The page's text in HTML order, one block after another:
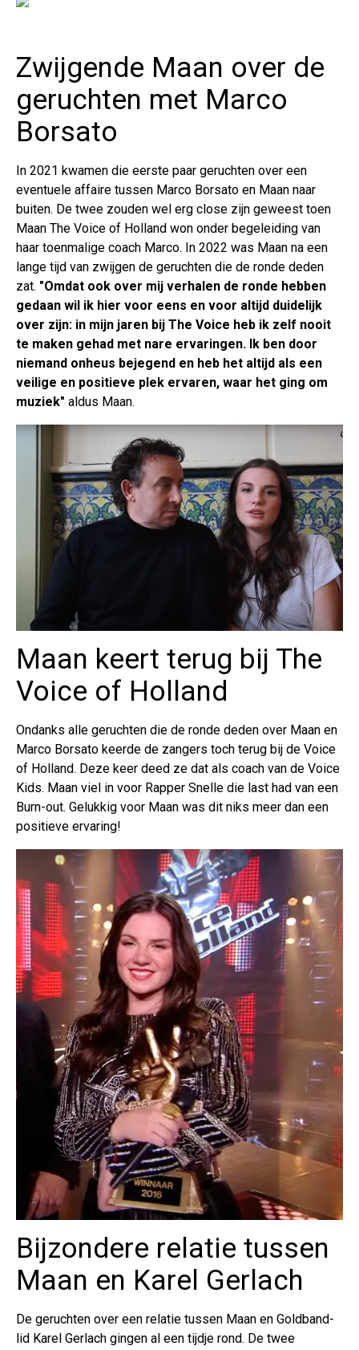
Zwijgende Maan over de
geruchten met Marco
Borsato
In 2021 kwamen die eerste paar geruchten over een
eventuele affaire tussen Marco Borsato en Maan naar
buiten. De twee zouden wel erg close zijn geweest toen
Maan The Voice of Holland won onder begeleiding van
haar toenmalige coach Marco. In 2022 was Maan na een
lange tijd van zwijgen de geruchten die de ronde deden
zat. "Omdat ook over mij verhalen de ronde hebben
gedaan wil ik hier voor eens en voor altijd duidelijk
over zijn: in mijn jaren bij The Voice heb ik zelf nooit
te maken gehad met nare ervaringen. Ik ben door
niemand onheus bejegend en heb het altijd als een
veilige en positieve plek ervaren, waar het ging om
muziek" aldus Maan.
Maan keert terug bij The
Voice of Holland
Ondanks alle geruchten die de ronde deden over Maan en
Marco Borsato keerde de zangers toch terug bij de Voice
of Holland. Deze keer deed ze dat als coach van de Voice
Kids. Maan viel in voor Rapper Snelle die last had van een
Burn-out. Gelukkig voor Maan was dit niks meer dan een
positieve ervaring!
Bijzondere relatie tussen
Maan en Karel Gerlach
De geruchten over een relatie tussen Maan en Goldband-
lid Karel Gerlach gingen al een tijdje rond. De twee